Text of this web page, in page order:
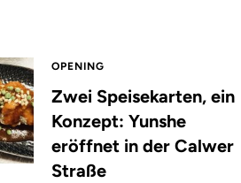
OPENING
Zwei Speisekarten, ein
Konzept: Yunshe
eröffnet in der Calwer
Straße